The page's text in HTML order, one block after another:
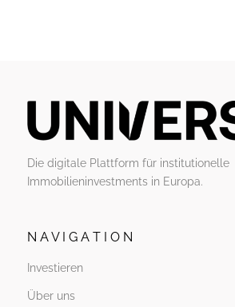
Die digitale Plattform für institutionelle
Immobilieninvestments in Europa.
N A V I G A T I O N
Investieren
Über uns